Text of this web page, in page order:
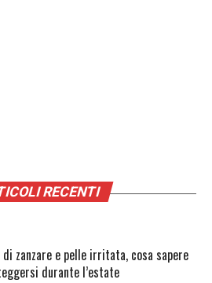
RECENTI
di zanzare e pelle irritata, cosa sapere
durante l’estate